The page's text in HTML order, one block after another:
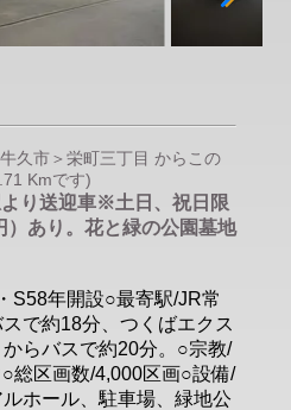
久市＞栄町三丁目 からこの
Kmです)
り送迎車※土日、祝日限
）あり。花と緑の公園墓地
S58年開設○最寄駅/JR常
で約18分、つくばエクス
らバスで約20分。○宗教/
総区画数/4,000区画○設備/
ホール、駐車場、緑地公